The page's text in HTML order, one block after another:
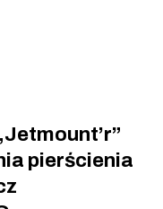
pierścienia